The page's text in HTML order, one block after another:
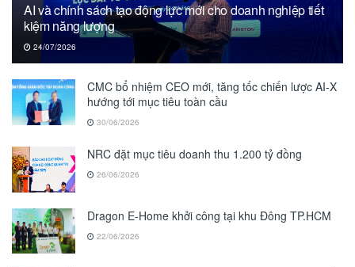
AI và chính sách tạo động lực mới cho doanh nghiệp tiết
kiệm năng lượng
24/07/2026
CMC bổ nhiệm CEO mới, tăng tốc chiến lược AI-X
hướng tới mục tiêu toàn cầu
30/06/2026
NRC đặt mục tiêu doanh thu 1.200 tỷ đồng
26/06/2026
Dragon E-Home khởi công tại khu Đông TP.HCM
22/06/2026